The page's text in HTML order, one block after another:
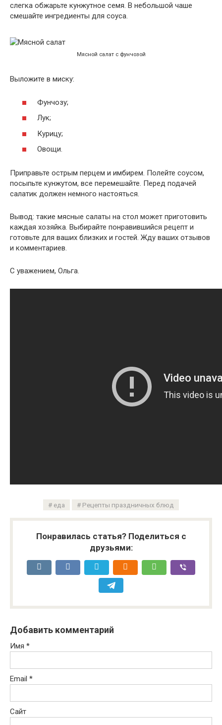
слегка обжарьте кунжутное семя. В небольшой чаше
смешайте ингредиенты для соуса.
Мясной салат с фунчозой
Выложите в миску:
Фунчозу;
Лук;
Курицу;
Овощи.
Приправьте острым перцем и имбирем. Полейте соусом,
посыпьте кунжутом, все перемешайте. Перед подачей
салатик должен немного настояться.
Вывод: такие мясные салаты на стол может приготовить
каждая хозяйка. Выбирайте понравившийся рецепт и
готовьте для ваших близких и гостей. Жду ваших отзывов
и комментариев.
С уважением, Ольга.
еда Рецепты праздничных блюд
Понравилась статья? Поделиться с
друзьями:
Добавить комментарий
Имя *
Email *
Сайт